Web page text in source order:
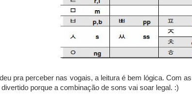
pra perceber nas vogais, a leitura é bem lógica. Com
porque a combinação de sons vai soar legal. :)